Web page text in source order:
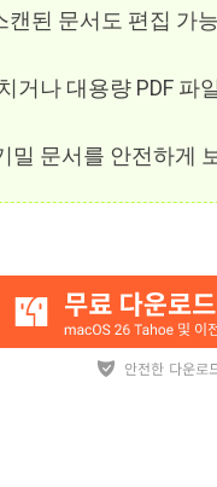
캔된 문서도 편집 가
거나 대용량 PDF 파
밀 문서를 안전하게